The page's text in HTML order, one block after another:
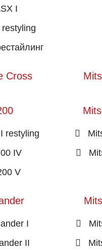
I
Cross
restyling
IV
V
I
II